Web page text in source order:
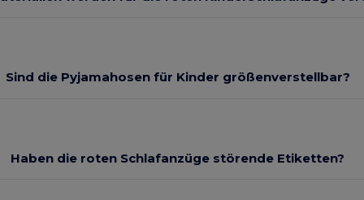
Sind die Pyjamahosen für Kinder größenverstellbar?
Haben die roten Schlafanzüge störende Etiketten?